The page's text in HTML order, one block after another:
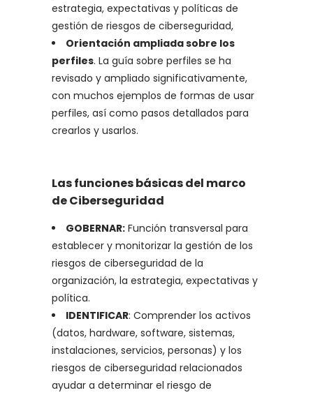
estrategia, expectativas y políticas de
gestión de riesgos de ciberseguridad,
Orientación ampliada sobre los
perfiles. La guía sobre perfiles se ha
revisado y ampliado significativamente,
con muchos ejemplos de formas de usar
perfiles, así como pasos detallados para
crearlos y usarlos.
Las funciones básicas del marco
de Ciberseguridad
GOBERNAR: Función transversal para
establecer y monitorizar la gestión de los
riesgos de ciberseguridad de la
organización, la estrategia, expectativas y
política.
IDENTIFICAR: Comprender los activos
(datos, hardware, software, sistemas,
instalaciones, servicios, personas) y los
riesgos de ciberseguridad relacionados
ayudar a determinar el riesgo de